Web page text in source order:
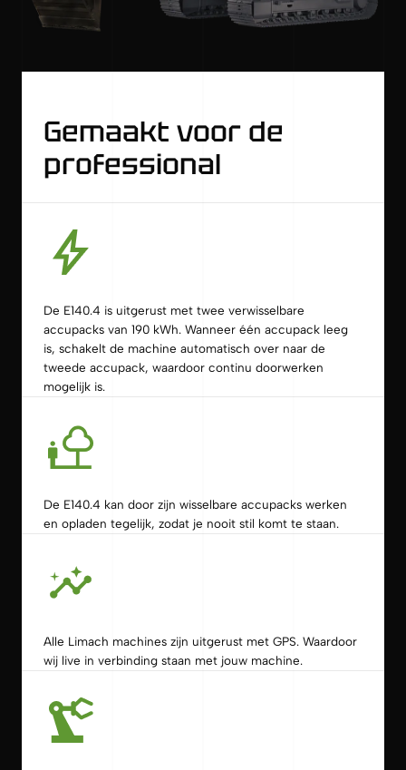
Gemaakt voor de
professional
De E140.4 is uitgerust met twee verwisselbare
accupacks van 190 kWh. Wanneer één accupack leeg
is, schakelt de machine automatisch over naar de
tweede accupack, waardoor continu doorwerken
mogelijk is.
De E140.4 kan door zijn wisselbare accupacks werken
en opladen tegelijk, zodat je nooit stil komt te staan.
Alle Limach machines zijn uitgerust met GPS. Waardoor
wij live in verbinding staan met jouw machine.